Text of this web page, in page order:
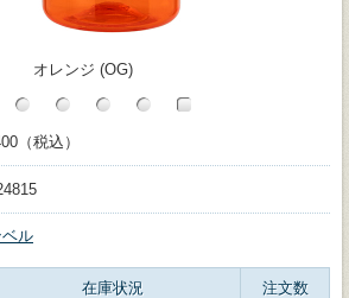
オレンジ (OG)
（税込）
ル
在庫状況 注文数